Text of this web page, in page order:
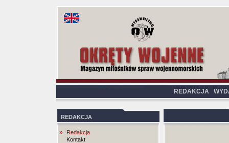
REDAKCJA
REDAKCJA
»
Redakcja
Kontakt